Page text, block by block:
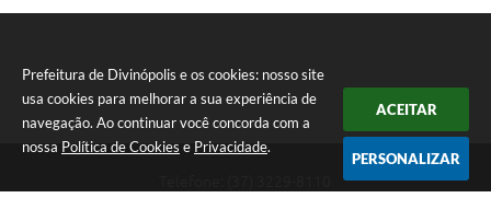
Prefeitura de Divinópolis e os cookies: nosso site
usa cookies para melhorar a sua experiência de
navegação. Ao continuar você concorda com a
nossa Política de Cookies e Privacidade.
ACEITAR
PERSONALIZAR